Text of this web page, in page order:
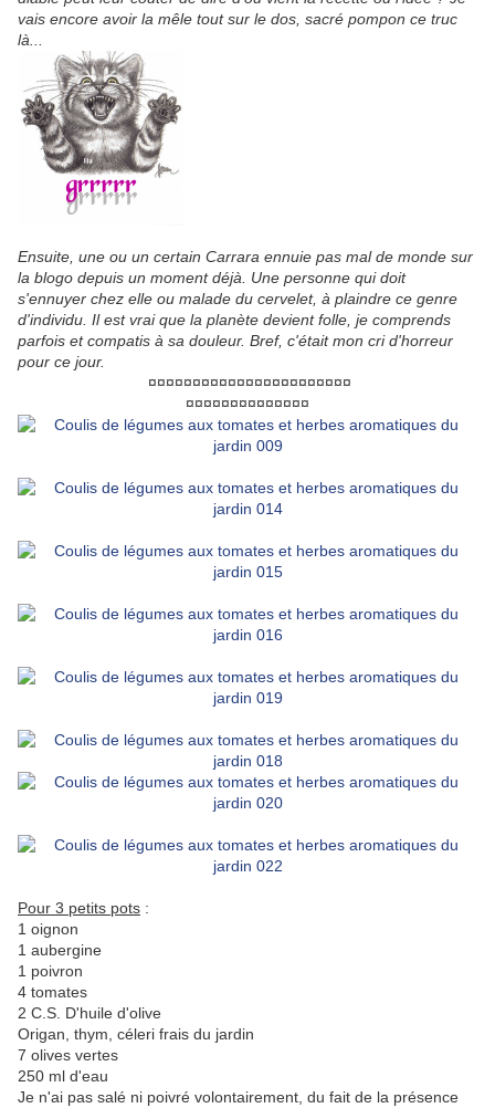
vais encore avoir la mêle tout sur le dos, sacré pompon ce truc
là...
Ensuite, une ou un certain Carrara ennuie pas mal de monde sur
la blogo depuis un moment déjà. Une personne qui doit
s'ennuyer chez elle ou malade du cervelet, à plaindre ce genre
d'individu. Il est vrai que la planète devient folle, je comprends
parfois et compatis à sa douleur. Bref, c'était mon cri d'horreur
pour ce jour.
¤¤¤¤¤¤¤¤¤¤¤¤¤¤¤¤¤¤¤¤¤¤¤
¤¤¤¤¤¤¤¤¤¤¤¤¤¤
Pour 3 petits pots :
1 oignon
1 aubergine
1 poivron
4 tomates
2 C.S. D'huile d'olive
Origan, thym, céleri frais du jardin
7 olives vertes
250 ml d'eau
Je n'ai pas salé ni poivré volontairement, du fait de la présence